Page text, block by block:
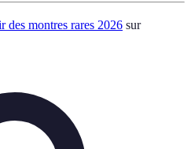
des montres rares 2026 sur